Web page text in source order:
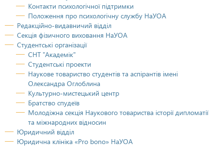
Контакти психологічної підтримки
Положення про психологічну службу НаУОА
Редакційно-видавничий відділ
Секція фізичного виховання НаУОА
Студентські організації
СНТ "Академік"
Студентські проекти
Наукове товариство студентів та аспірантів імені
Олександра Оглоблина
Культурно-мистецький центр
Братство спудеїв
Молодіжна секція Наукового товариства історії дипломатії
та міжнародних відносин
Юридичний відділ
Юридична клініка «Pro bono» НaУОА